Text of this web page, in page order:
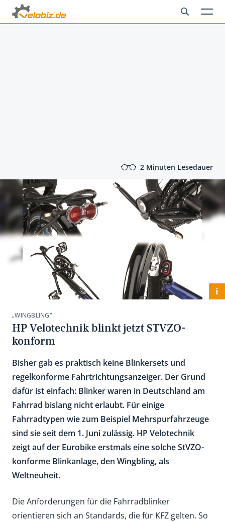
2 Minuten Lesedauer
i
„WINGBLING“
HP Velotechnik blinkt jetzt STVZO-
konform
Bisher gab es praktisch keine Blinkersets und
regelkonforme Fahrtrichtungsanzeiger. Der Grund
dafür ist einfach: Blinker waren in Deutschland am
Fahrrad bislang nicht erlaubt. Für einige
Fahrradtypen wie zum Beispiel Mehrspurfahrzeuge
sind sie seit dem 1. Juni zulässig. HP Velotechnik
zeigt auf der Eurobike erstmals eine solche StVZO-
konforme Blinkanlage, den Wingbling, als
Weltneuheit.
Die Anforderungen für die Fahrradblinker
orientieren sich an Standards, die für KFZ gelten. So